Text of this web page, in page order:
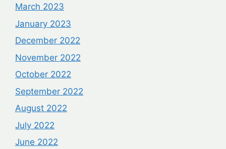
March 2023
January 2023
December 2022
November 2022
October 2022
September 2022
August 2022
July 2022
June 2022